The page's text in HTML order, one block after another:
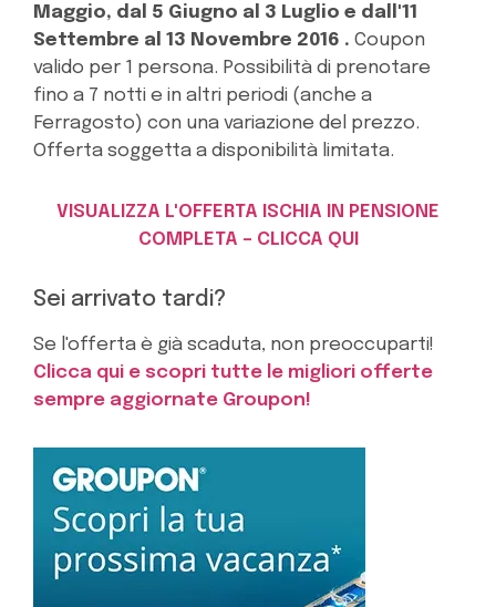
Maggio, dal 5 Giugno al 3 Luglio e dall'11
Settembre al 13 Novembre 2016 . Coupon
valido per 1 persona. Possibilità di prenotare
fino a 7 notti e in altri periodi (anche a
Ferragosto) con una variazione del prezzo.
Offerta soggetta a disponibilità limitata.
VISUALIZZA L'OFFERTA ISCHIA IN PENSIONE
COMPLETA – CLICCA QUI
Sei arrivato tardi?
Se l'offerta è già scaduta, non preoccuparti!
Clicca qui e scopri tutte le migliori offerte
sempre aggiornate Groupon!